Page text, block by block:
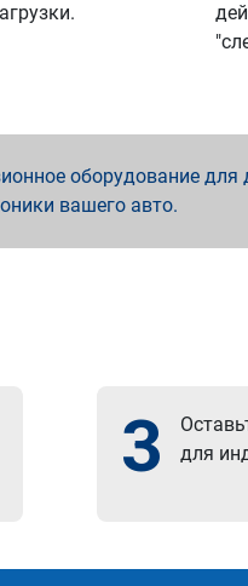
оборудование для
вашего авто.
3
для